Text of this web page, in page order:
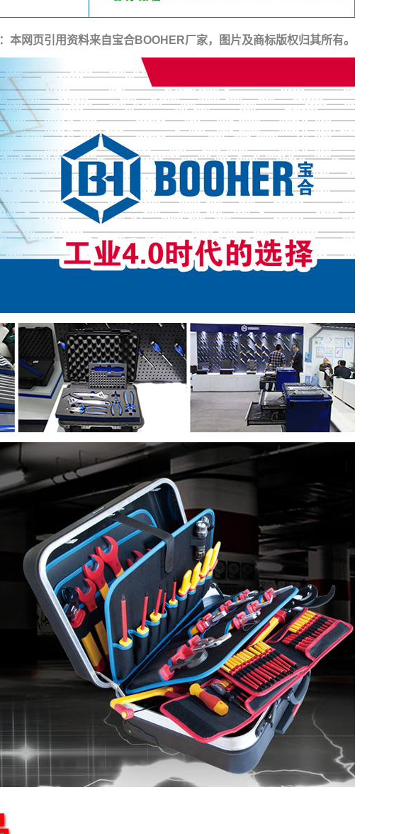
本网页引用资料来自宝合BOOHER厂家，图片及商标版权归其所有。